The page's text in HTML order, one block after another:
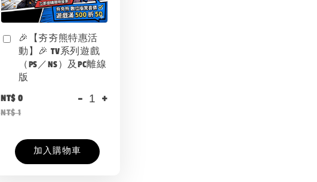
🎉【夯夯熊特惠活
動】🎉 TV系列遊戲
（PS／NS）及PC離線
版
NT$ 0
NT$ 1
- +
加入購物車